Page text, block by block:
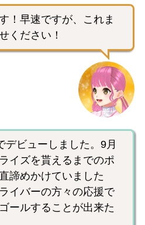
！早速ですが、これま
ください！
デビューしました。9月
イズを貰えるまでのポ
諦めかけていました
イバーの方々の応援で
ールすることが出来た